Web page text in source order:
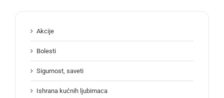
Akcije
Bolesti
Sigurnost, saveti
Ishrana kućnih ljubimaca